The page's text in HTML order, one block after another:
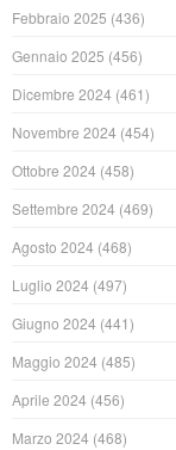
Febbraio 2025 (436)
Gennaio 2025 (456)
Dicembre 2024 (461)
Novembre 2024 (454)
Ottobre 2024 (458)
Settembre 2024 (469)
Agosto 2024 (468)
Luglio 2024 (497)
Giugno 2024 (441)
Maggio 2024 (485)
Aprile 2024 (456)
Marzo 2024 (468)